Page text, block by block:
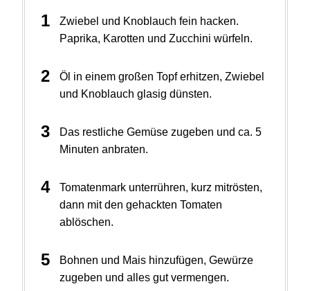
Zwiebel und Knoblauch fein hacken.
Paprika, Karotten und Zucchini würfeln.
Öl in einem großen Topf erhitzen, Zwiebel
und Knoblauch glasig dünsten.
Das restliche Gemüse zugeben und ca. 5
Minuten anbraten.
Tomatenmark unterrühren, kurz mitrösten,
dann mit den gehackten Tomaten
ablöschen.
Bohnen und Mais hinzufügen, Gewürze
zugeben und alles gut vermengen.